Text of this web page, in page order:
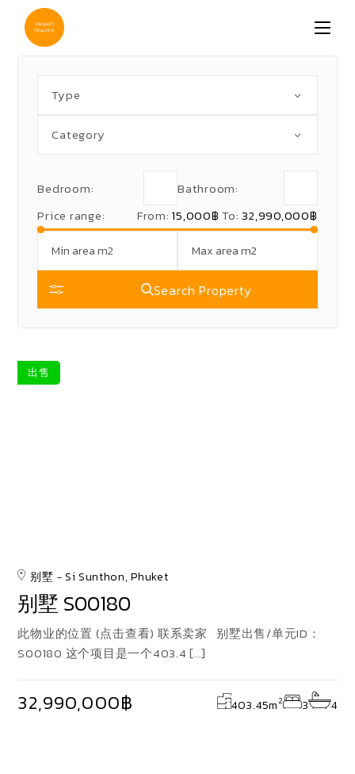
content
Type
Category
Bedroom:
Bathroom:
Price range:
From: 15,000฿ To: 32,990,000฿
Search Property
出售
别墅 Si Sunthon, Phuket
别墅 S00180
此物业的位置 (点击查看) 联系卖家 别墅出售/单元ID：
S00180 这个项目是一个403.4 […]
32,990,000฿ 403.45m 2 3 4